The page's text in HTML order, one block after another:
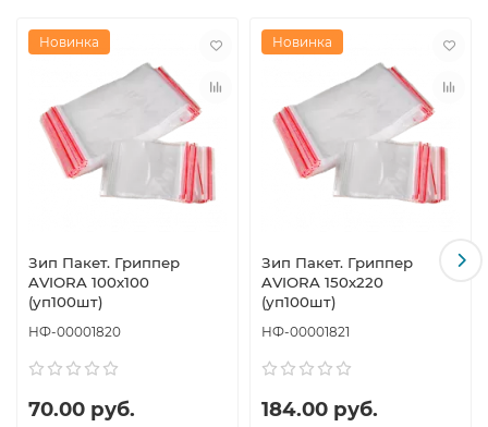
Новинка
Зип Пакет. Гриппер
AVIORA 100х100
(уп100шт)
НФ-00001820
70.00 руб.
Новинка
Зип Пакет. Гриппер
AVIORA 150х220
(уп100шт)
НФ-00001821
184.00 руб.